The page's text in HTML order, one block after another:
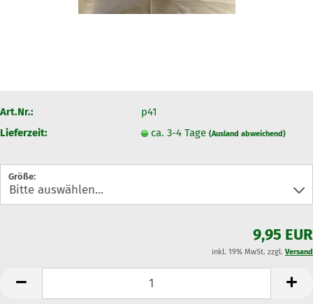
Art.Nr.:
p41
Lieferzeit:
ca. 3-4 Tage (Ausland abweichend)
Größe:
9,95 EUR
inkl. 19% MwSt. zzgl. Versand